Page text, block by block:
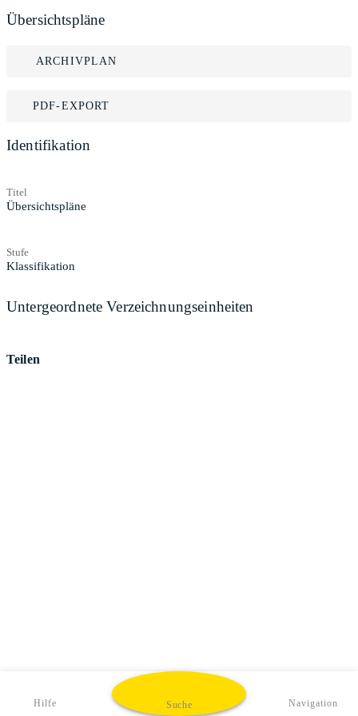
Übersichtspläne
ARCHIVPLAN
PDF-EXPORT
Identifikation
Titel
Übersichtspläne
Stufe
Klassifikation
Untergeordnete Verzeichnungseinheiten
Teilen
Hilfe Suche Navigation